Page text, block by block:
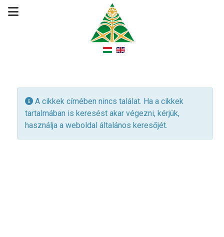
Információ
A cikkek címében nincs találat. Ha a cikkek
tartalmában is keresést akar végezni, kérjük,
használja a weboldal általános keresőjét.